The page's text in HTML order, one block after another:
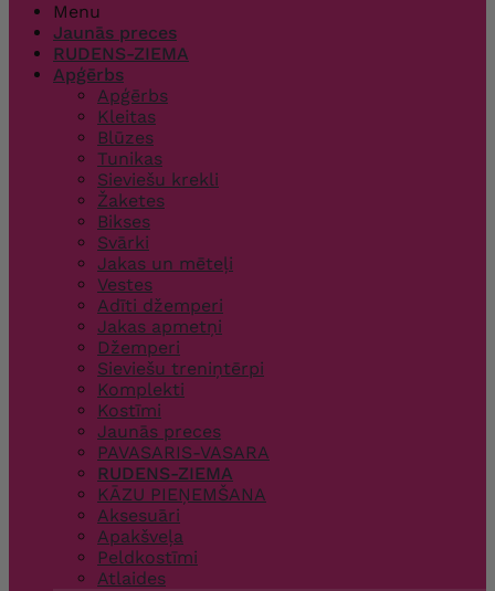
Menu
Jaunās preces
RUDENS-ZIEMA
Apģērbs
Apģērbs
Kleitas
Blūzes
Tunikas
Sieviešu krekli
Žaketes
Bikses
Svārki
Jakas un mēteļi
Vestes
Adīti džemperi
Jakas apmetņi
Džemperi
Sieviešu treniņtērpi
Komplekti
Kostīmi
Jaunās preces
PAVASARIS-VASARA
RUDENS-ZIEMA
KĀZU PIEŅEMŠANA
Aksesuāri
Apakšveļa
Peldkostīmi
Atlaides